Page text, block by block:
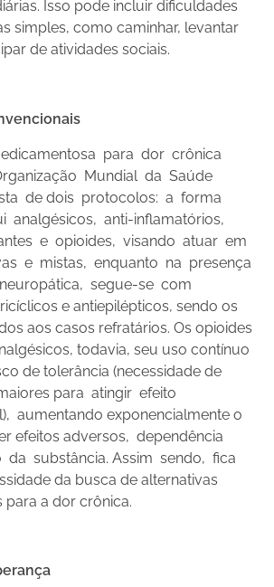
Isso pode incluir dificuldades
simples, como caminhar, levantar
de atividades sociais.
para dor crônica
Mundial da Saúde
de dois protocolos: a forma
analgésicos, anti-inflamatórios,
e opioides, visando atuar em
e mistas, enquanto na presença
segue-se com
e antiepilépticos, sendo os
aos casos refratários. Os opioides
todavia, seu uso contínuo
de tolerância (necessidade de
para atingir efeito
aumentando exponencialmente o
efeitos adversos, dependência
da substância. Assim sendo, fica
da busca de alternativas
para a dor crônica.